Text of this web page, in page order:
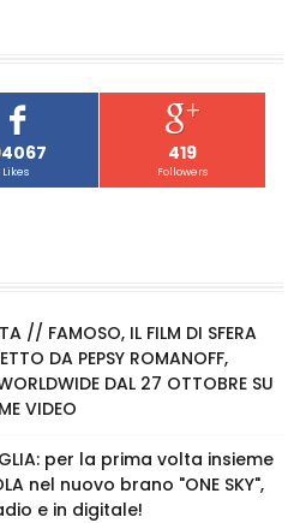
Likes
419
Followers
// FAMOSO, IL FILM DI SFERA
DA PEPSY ROMANOFF,
DAL 27 OTTOBRE SU
VIDEO
per la prima volta insieme
nel nuovo brano "ONE SKY",
e in digitale!